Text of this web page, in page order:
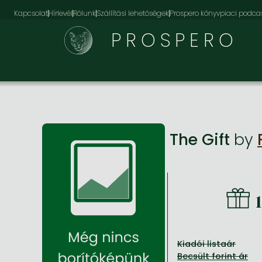
KapcsolatHírlevélRólunkSzállítási lehetőségekProspero könyvpiaci
PROSPERO
The Gift by
Kiadói listaár